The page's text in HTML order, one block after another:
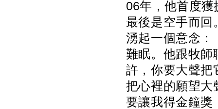
06年，他首度
最後是空手而回
湧起一個意念：
難眠。他跟牧師
許，你要大聲把
把心裡的願望大
要讓我得金鐘獎